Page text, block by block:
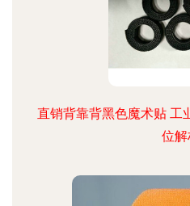
直销背靠背黑色魔术贴 工
位